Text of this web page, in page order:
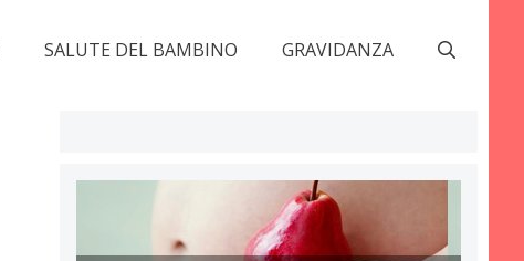
SALUTE DEL BAMBINO GRAVIDANZA